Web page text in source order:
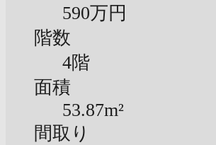
590万円
階数
4階
面積
53.87m²
間取り